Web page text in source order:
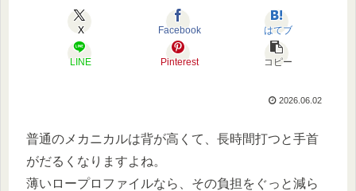
X Facebook はてブ
LINE Pinterest コピー
2026.06.02
普通のメカニカルは背が高くて、長時間打つと手首
がだるくなりますよね。
薄いロープロファイルなら、その負担をぐっと減ら